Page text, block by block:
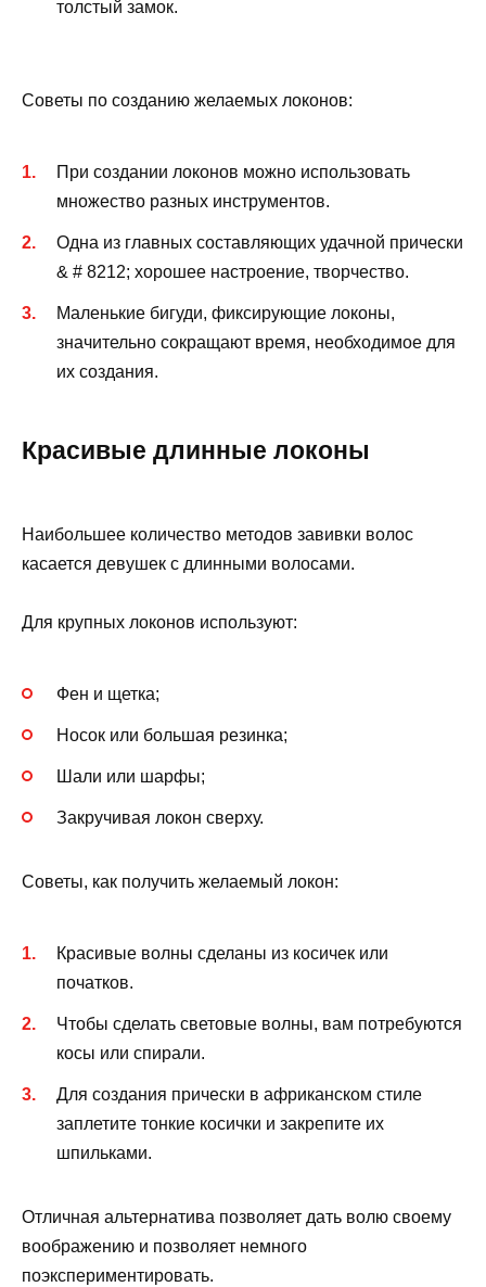
толстый замок.
Советы по созданию желаемых локонов:
При создании локонов можно использовать
множество разных инструментов.
Одна из главных составляющих удачной прически
& # 8212; хорошее настроение, творчество.
Маленькие бигуди, фиксирующие локоны,
значительно сокращают время, необходимое для
их создания.
Красивые длинные локоны
Наибольшее количество методов завивки волос
касается девушек с длинными волосами.
Для крупных локонов используют:
Фен и щетка;
Носок или большая резинка;
Шали или шарфы;
Закручивая локон сверху.
Советы, как получить желаемый локон:
Красивые волны сделаны из косичек или
початков.
Чтобы сделать световые волны, вам потребуются
косы или спирали.
Для создания прически в африканском стиле
заплетите тонкие косички и закрепите их
шпильками.
Отличная альтернатива позволяет дать волю своему
воображению и позволяет немного
поэкспериментировать.